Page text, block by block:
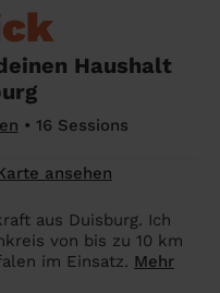
Haushalt
• 16 Sessions
ansehen
aus Duisburg. Ich
von bis zu 10 km
im Einsatz. Mehr
du
es sich?
kostet
-
legale